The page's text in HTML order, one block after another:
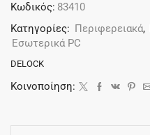
Κωδικός: 83410
Κατηγορίες: Περιφερειακά,
Εσωτερικά PC
DELOCK
Κοινοποίηση: